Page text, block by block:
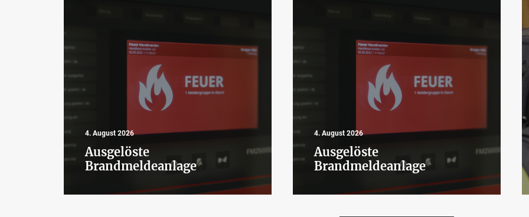
4. August 2026
Ausgelöste
Brandmeldeanlage
4. August 2026
Ausgelöste
Brandmeldeanlage